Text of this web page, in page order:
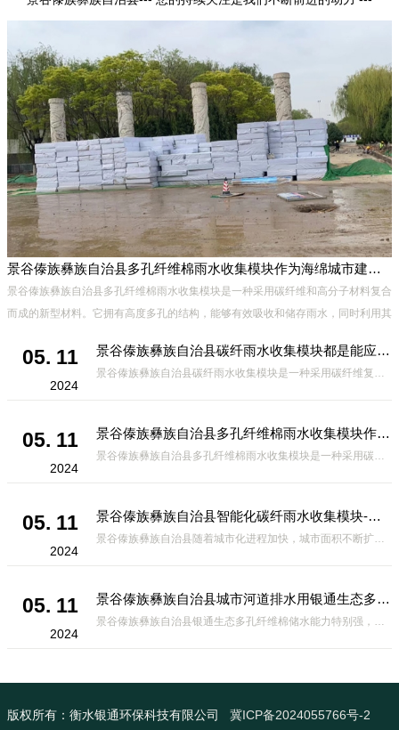
景谷傣族彝族自治县多孔纤维棉雨水收集模块作为海绵城市建设中的一种创新材料
景谷傣族彝族自治县多孔纤维棉雨水收集模块是一种采用碳纤维和高分子材料复合
而成的新型材料。它拥有高度多孔的结构，能够有效吸收和储存雨水，同时利用其
05. 11
2024
景谷傣族彝族自治县碳纤雨水收集模块都是能应用在哪些方面？
景谷傣族彝族自治县碳纤雨水收集模块是一种采用碳纤维复合材料制成的雨水收集装置，具有*、环保、可持续等诸多优点。这种模块的设计独特，结构轻巧且强度高，耐腐蚀，能够在各种环境条件下稳定运行。其广泛的应用领域不仅体现在城市规
05. 11
2024
景谷傣族彝族自治县多孔纤维棉雨水收集模块作为海绵城市建设中的一种创新材料
景谷傣族彝族自治县多孔纤维棉雨水收集模块是一种采用碳纤维和高分子材料复合而成的新型材料。它拥有高度多孔的结构，能够有效吸收和储存雨水，同时利用其独特的导流设计，将雨水迅速排出，有效防止城市内涝的发生。此外，该材料还具有
05. 11
2024
景谷傣族彝族自治县智能化碳纤雨水收集模块-海绵城市排水蓄水系统的优选项
景谷傣族彝族自治县随着城市化进程加快，城市面积不断扩大，给城市带来的问题也随之增加。其中之一就是水资源的短缺。雨水收集是一种解决城市水资源短缺的有效途径。在雨水收集技术中，智能化碳纤雨水收集模块的出现，为解决城市水资源
05. 11
2024
景谷傣族彝族自治县城市河道排水用银通生态多孔纤维棉 渗透性好重量轻
景谷傣族彝族自治县银通生态多孔纤维棉储水能力特别强，大概是土壤的6倍，所以在下暴雨或者是严重的雨雪天气时，能将降水量很好的吸收掉，到了天气晴朗之后又会将这些水分蒸发到空气中。这种材料在绿化环保上能起到很大的作用，能够大
版权所有：衡水银通环保科技有限公司 冀ICP备2024055766号-2